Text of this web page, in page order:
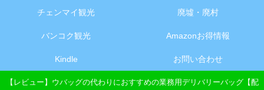
チェンマイ観光 廃墟・廃村
バンコク観光 Amazonお得情報
Kindle お問い合わせ
【レビュー】ウバッグの代わりにおすすめの業務用デリバリーバッグ【配